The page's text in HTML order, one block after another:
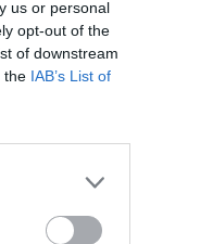
us or personal
opt-out of the
of downstream
the IAB’s List of